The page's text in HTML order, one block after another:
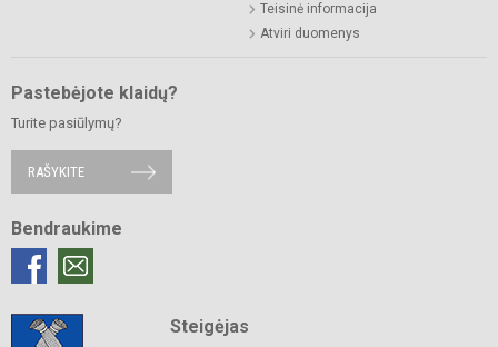
Teisinė informacija
Atviri duomenys
Pastebėjote klaidų?
Turite pasiūlymų?
RAŠYKITE
Bendraukime
Steigėjas